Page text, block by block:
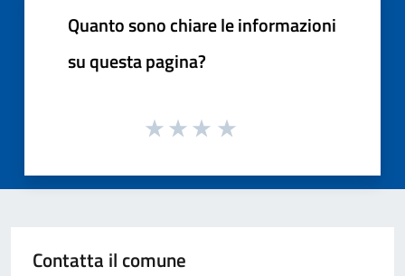
Quanto sono chiare le informazioni
su questa pagina?
Contatta il comune